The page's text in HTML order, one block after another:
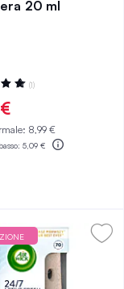
20 ml
(1)
8,99 €
5,09 €